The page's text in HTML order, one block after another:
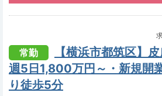
常勤
【横浜市都筑区】
週5日1,800万円～・新規開
り徒歩5分